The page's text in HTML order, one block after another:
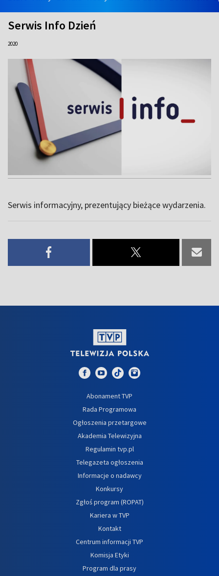
Serwis Info Dzień
2020
Serwis informacyjny, prezentujący bieżące wydarzenia.
Abonament TVP
Rada Programowa
Ogłoszenia przetargowe
Akademia Telewizyjna
Regulamin tvp.pl
Telegazeta ogłoszenia
Informacje o nadawcy
Konkursy
Zgłoś program (ROPAT)
Kariera w TVP
Kontakt
Centrum informacji TVP
Komisja Etyki
Program dla prasy